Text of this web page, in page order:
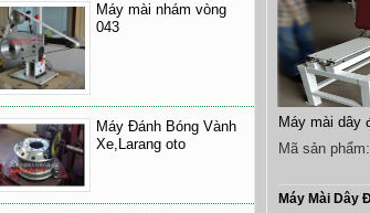
Máy mài dây
Mã sản phẩm:
Máy Mài Dây
Máy mài nhám vòng
043
Máy Đánh Bóng Vành
Xe,Larang oto